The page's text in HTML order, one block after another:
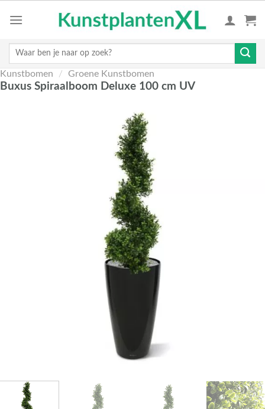
Zoeken
Kunstbomen / Groene Kunstbomen
Buxus Spiraalboom Deluxe 100 cm UV